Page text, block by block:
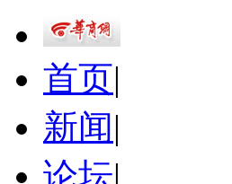
首页|
新闻|
论坛|